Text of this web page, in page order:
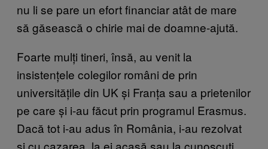
nu li se pare un efort financiar atât de mare
să găsească o chirie mai de doamne-ajută.
Foarte mulți tineri, însă, au venit la
insistențele colegilor români de prin
universitățile din UK și Franța sau a prietenilor
pe care și i-au făcut prin programul Erasmus.
Dacă tot i-au adus în România, i-au rezolvat
și cu cazarea, la ei acasă sau la cunoscuți.